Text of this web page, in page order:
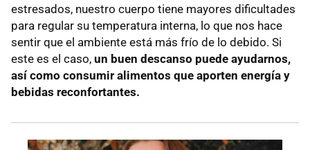
estresados, nuestro cuerpo tiene mayores dificultades
para regular su temperatura interna, lo que nos hace
sentir que el ambiente está más frío de lo debido. Si
este es el caso, un buen descanso puede ayudarnos,
así como consumir alimentos que aporten energía y
bebidas reconfortantes.